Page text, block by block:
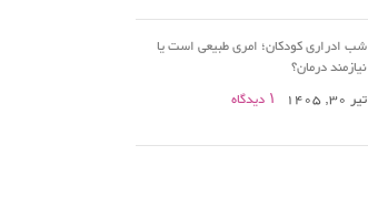
شب ادراری کودکان؛ امری طبیعی است یا
نیازمند درمان؟
تیر 30, 1405
۱ دیدگاه